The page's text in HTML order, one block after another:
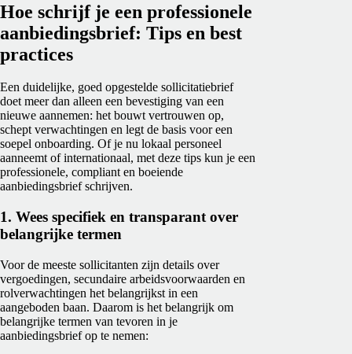
Hoe schrijf je een professionele
aanbiedingsbrief: Tips en best
practices
Een duidelijke, goed opgestelde sollicitatiebrief
doet meer dan alleen een bevestiging van een
nieuwe aannemen: het bouwt vertrouwen op,
schept verwachtingen en legt de basis voor een
soepel onboarding. Of je nu lokaal personeel
aanneemt of internationaal, met deze tips kun je een
professionele, compliant en boeiende
aanbiedingsbrief schrijven.
1. Wees specifiek en transparant over
belangrijke termen
Voor de meeste sollicitanten zijn details over
vergoedingen, secundaire arbeidsvoorwaarden en
rolverwachtingen het belangrijkst in een
aangeboden baan. Daarom is het belangrijk om
belangrijke termen van tevoren in je
aanbiedingsbrief op te nemen: